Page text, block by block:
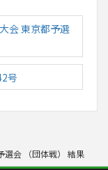
会 東京都予選
号
会 （団体戦） 結果